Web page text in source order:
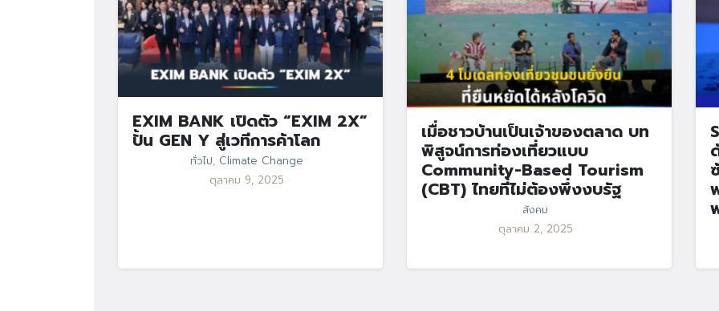
EXIM BANK เปิดตัว “EXIM 2X”
ปั้น GEN Y สู่เวทีการค้าโลก
ทั่วไป, Climate Change
ตุลาคม 9, 2025
เมื่อชาวบ้านเป็นเจ้าของตลาด บท
พิสูจน์การท่องเที่ยวแบบ
Community-Based Tourism
(CBT) ไทยที่ไม่ต้องพึ่งงบรัฐ
สังคม
ตุลาคม 2, 2025